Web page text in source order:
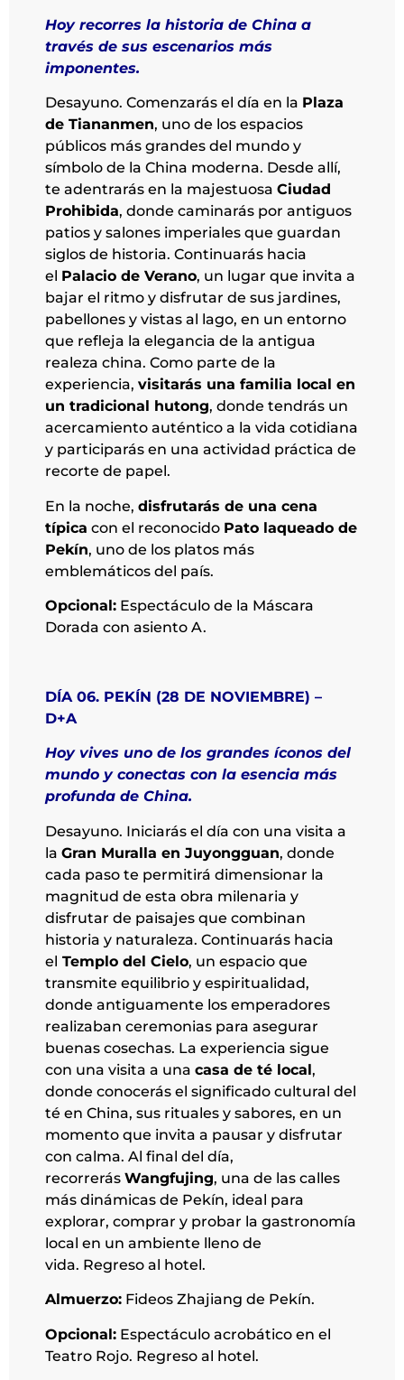
Hoy recorres la historia de China a
través de sus escenarios más
imponentes.
Desayuno. Comenzarás el día en la Plaza
de Tiananmen, uno de los espacios
públicos más grandes del mundo y
símbolo de la China moderna. Desde allí,
te adentrarás en la majestuosa Ciudad
Prohibida, donde caminarás por antiguos
patios y salones imperiales que guardan
siglos de historia. Continuarás hacia
el Palacio de Verano, un lugar que invita a
bajar el ritmo y disfrutar de sus jardines,
pabellones y vistas al lago, en un entorno
que refleja la elegancia de la antigua
realeza china. Como parte de la
experiencia, visitarás una familia local en
un tradicional hutong, donde tendrás un
acercamiento auténtico a la vida cotidiana
y participarás en una actividad práctica de
recorte de papel.
En la noche, disfrutarás de una cena
típica con el reconocido Pato laqueado de
Pekín, uno de los platos más
emblemáticos del país.
Opcional: Espectáculo de la Máscara
Dorada con asiento A.
DÍA 06. PEKÍN (28 DE NOVIEMBRE) –
D+A
Hoy vives uno de los grandes íconos del
mundo y conectas con la esencia más
profunda de China.
Desayuno. Iniciarás el día con una visita a
la Gran Muralla en Juyongguan, donde
cada paso te permitirá dimensionar la
magnitud de esta obra milenaria y
disfrutar de paisajes que combinan
historia y naturaleza. Continuarás hacia
el Templo del Cielo, un espacio que
transmite equilibrio y espiritualidad,
donde antiguamente los emperadores
realizaban ceremonias para asegurar
buenas cosechas. La experiencia sigue
con una visita a una casa de té local,
donde conocerás el significado cultural del
té en China, sus rituales y sabores, en un
momento que invita a pausar y disfrutar
con calma. Al final del día,
recorrerás Wangfujing, una de las calles
más dinámicas de Pekín, ideal para
explorar, comprar y probar la gastronomía
local en un ambiente lleno de
vida. Regreso al hotel.
Almuerzo: Fideos Zhajiang de Pekín.
Opcional: Espectáculo acrobático en el
Teatro Rojo. Regreso al hotel.